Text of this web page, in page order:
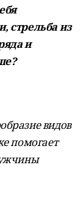
стрельба из
и
видов
помогает